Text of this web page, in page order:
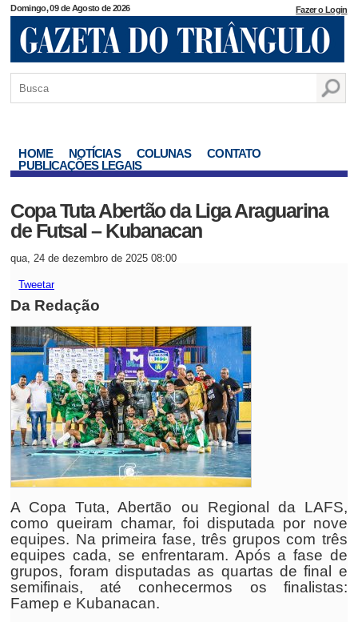
Domingo, 09 de Agosto de 2026 Fazer o Login
HOME NOTÍCIAS COLUNAS
CONTATO
PUBLICAÇÕES LEGAIS
Copa Tuta Abertão da Liga Araguarina
de Futsal – Kubanacan
qua, 24 de dezembro de 2025 08:00
Tweetar
Da Redação
A Copa Tuta, Abertão ou Regional da LAFS,
como queiram chamar, foi disputada por nove
equipes. Na primeira fase, três grupos com três
equipes cada, se enfrentaram. Após a fase de
grupos, foram disputadas as quartas de final e
semifinais, até conhecermos os finalistas:
Famep e Kubanacan.